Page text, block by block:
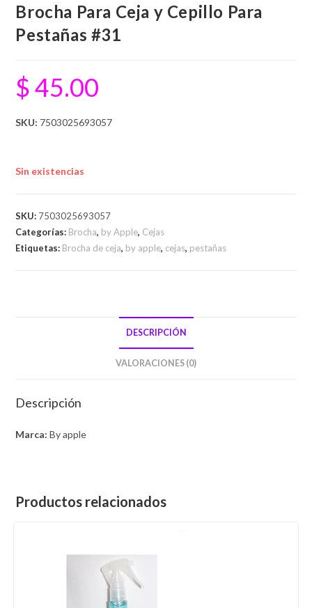
Brocha Para Ceja y Cepillo Para
Pestañas #31
$45.00
SKU: 7503025693057
Sin existencias
SKU: 7503025693057
Categorías: Brocha, by Apple, Cejas
Etiquetas: Brocha de ceja, by apple, cejas, pestañas
DESCRIPCIÓN
VALORACIONES (0)
Descripción
Marca:By apple
Productos relacionados